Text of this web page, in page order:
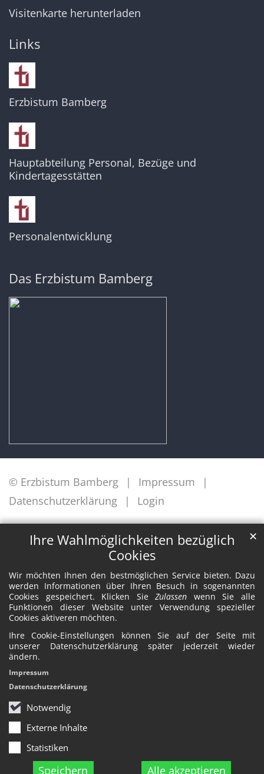
Ihre Wahlmöglichkeiten bezüglich
Cookies
Wir möchten Ihnen den bestmöglichen Service bieten. Dazu
werden Informationen über Ihren Besuch in sogenannten
Cookies gespeichert. Klicken SieZulassen wenn Sie alle
Funktionen dieser Website unter Verwendung spezieller
Cookies aktiveren möchten.
Ihre Cookie-Einstellungen können Sie auf der Seite mit
unserer Datenschutzerklärung später jederzeit wieder
ändern.
Notwendig
Externe Inhalte
Statistiken
Speichern Alle akzeptieren
✕
Impressum
Datenschutzerklärung
Visitenkarte herunterladen
Links
Erzbistum Bamberg
Hauptabteilung Personal, Bezüge und
Kindertagesstätten
Personalentwicklung
Das Erzbistum Bamberg
© Erzbistum Bamberg
Impressum
Datenschutzerklärung
Login